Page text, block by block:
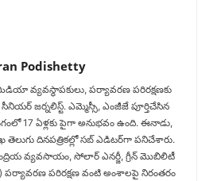
Podishetty
వ్యవస్థాపకులు, పర్యావరణ పరిరక్షణకు
జర్నలిస్ట్. ఎమ్మెస్సీ, ఎంజీజే పూర్తిచేసిన‌
17 ఏళ్లకు పైగా అనుభవం ఉంది. ఈనాడు,
తెలుగు దినపత్రికల్లో సబ్‌ ఎడిటర్‌గా ప‌నిచేశారు.
వ్యవసాయం, సోలార్ ఎనర్జీ, గ్రీన్ మొబిలిటీ
ప‌ర్యావ‌ర‌ణ ప‌రిర‌క్ష‌ణ వంటి అంశాలపై నిరంతరం